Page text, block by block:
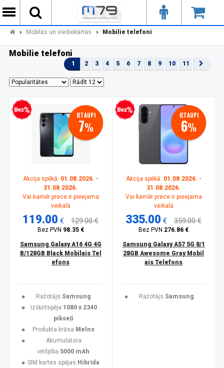
Mobilās un viediekārtas Mobilie telefoni
Mobilie telefoni
1 2 3 4 5 6 7 8 9 10 11
kredīts IETAUPI
7%
Akcija spēkā: 01.08.2026. -
31.08.2026.
Vai kamēr prece ir pieejama
veikalā
119.00 € 129.00 €
Bez PVN 98.35 €
Samsung Galaxy A16 4G 4G
B/128GB Black Mobilais Tel
efons
Ražotājs:Samsung
Izšķirtspēja:1080 x 2340
pikseļi
Produkta krāsa: Melns
Akumulatora
ietilpība:5000 mAh
SIM kartes spējas: Hibrīda
Bezprocentu kredīts IETAUPI
6%
Akcija spēkā: 01.08.2026. -
31.08.2026.
Vai kamēr prece ir pieejama
veikalā
335.00 € 359.00 €
Bez PVN 276.86 €
Samsung Galaxy A57 5G 8/1
28GB Awesome Gray Mobil
ais Telefons
Ražotājs:Samsung